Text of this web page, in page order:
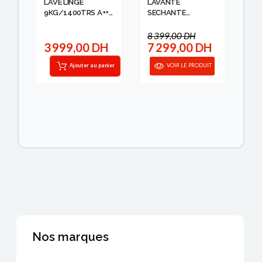
LAVE LINGE
9KG/1400TRS A+++
3 999,00 DH
Ajouter au panier
LAVANTE
SECHANTE
WHIRLPOOL
8 399,00 DH
7 299,00 DH
VOIR LE PRODUIT
Nos marques